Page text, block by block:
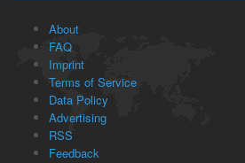
About
FAQ
Imprint
Terms of Service
Data Policy
Advertising
RSS
Feedback